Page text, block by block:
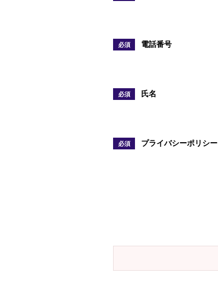
必須 電話番号
必須 氏名
必須 プライバシーポリシー